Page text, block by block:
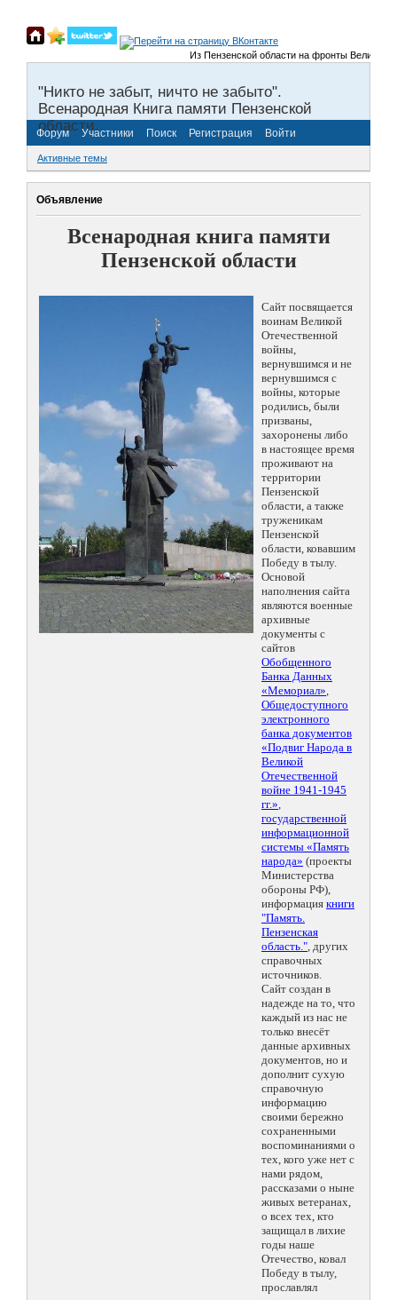
Из Пензенской области на фронты Великой
"Никто не забыт, ничто не забыто".
Всенародная Книга памяти Пензенской
области.
Форум Участники Поиск Регистрация Войти
Активные темы
Объявление
Всенародная книга памяти
Пензенской области
Сайт посвящается
воинам Великой
Отечественной
войны,
вернувшимся и не
вернувшимся с
войны, которые
родились, были
призваны,
захоронены либо
в настоящее время
проживают на
территории
Пензенской
области, а также
труженикам
Пензенской
области, ковавшим
Победу в тылу.
Основой
наполнения сайта
являются военные
архивные
документы с
сайтов
Обобщенного
Банка Данных
«Мемориал»,
Общедоступного
электронного
банка документов
«Подвиг Народа в
Великой
Отечественной
войне 1941-1945
гг.»,
государственной
информационной
системы «Память
народа» (проекты
Министерства
обороны РФ),
информация книги
"Память.
Пензенская
область.", других
справочных
источников.
Сайт создан в
надежде на то, что
каждый из нас не
только внесёт
данные архивных
документов, но и
дополнит сухую
справочную
информацию
своими бережно
сохраненными
воспоминаниями о
тех, кого уже нет с
нами рядом,
рассказами о ныне
живых ветеранах,
о всех тех, кто
защищал в лихие
годы наше
Отечество, ковал
Победу в тылу,
прославлял